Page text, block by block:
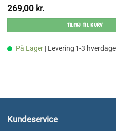
269,00 kr.
TILFØJ TIL KURV
På Lager | Levering 1-3 hverdage
Kundeservice